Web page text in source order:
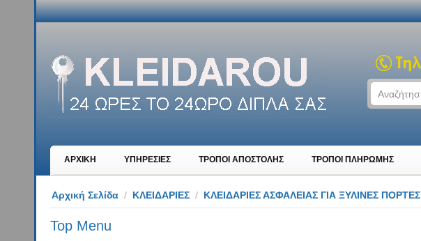
ΑΡΧΙΚΗ ΥΠΗΡΕΣΙΕΣ ΤΡΟΠΟΙ ΑΠΟΣΤΟΛΗΣ ΤΡΟΠΟΙ ΠΛΗΡΩΜΗΣ
Αρχική Σελίδα / ΚΛΕΙΔΑΡΙΕΣ / ΚΛΕΙΔΑΡΙΕΣ ΑΣΦΑΛΕΙΑΣ ΓΙΑ ΞΥΛΙΝΕΣ ΠΟΡΤΕΣ
Top Menu